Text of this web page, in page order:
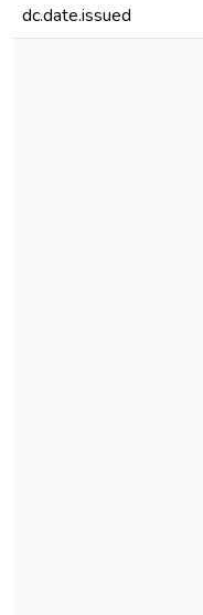
dc.date.issued